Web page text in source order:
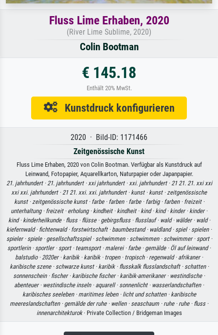
Fluss Lime Erhaben, 2020
(River Lime Sublime, 2020)
Colin Bootman
€ 145.18
Enthält 20% MwSt.
Kunstdruck konfigurieren
2020 · Bild-ID: 1171466
Zeitgenössische Kunst
Fluss Lime Erhaben, 2020 von Colin Bootman. Verfügbar als Kunstdruck auf
Leinwand, Fotopapier, Aquarellkarton, Naturpapier oder Japanpapier.
21. jahrhundert · 21. jahrhundert · xxi jahrhundert · xxi. jahrhundert · 21 21. 21. xxi xxi
xxi xxi. jahrhundert · 21 21. xxi. xxi. jahrhundert · kunst · kunst · zeitgenössische
kunst · zeitgenössische kunst · farbe · farben · farbe · farbig · farben · freizeit ·
unterhaltung · freizeit · erholung · kindheit · kindheit · kind · kind · kinder · kinder ·
kind · kinderheilkunde · fluss · flüsse · gebirgsfluss · flusslauf · wald · wälder · wald ·
kiefernwald · fichtenwald · forstwirtschaft · baumbestand · waldland · spiel · spielen ·
spieler · spiele · gesellschaftsspiel · schwimmen · schwimmen · schwimmer · sport ·
sportlerin · sportler · sport · teamsport · malerei · farbe · gemälde · Öl auf leinwand ·
balstudio · 2020er · karibik · karibik · tropen · tropisch · regenwald · afrikaner ·
karibische szene · schwarze kunst · karibik · flusskalk flusslandschaft · schatten ·
sonnenschein · fischer · karibische fischer · karibik-amerikaner · westindische ·
abenteuer · westindische inseln · aquarell · sonnenlicht · wasserlandschaften ·
karibisches seeleben · maritimes leben · licht und schatten · karibische
meereslandschaften · gemälde der ruhe · wellen · seaschaum · ruhe · ruhe · fluss ·
innenarchitekturok· Private Collection / Bridgeman Images